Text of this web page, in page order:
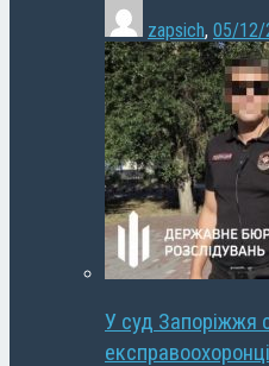
zapsich, 05/12/
У суд Запоріжжя